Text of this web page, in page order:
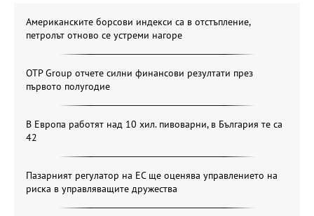
Американските борсови индекси са в отстъпление,
петролът отново се устреми нагоре
OTP Group отчете силни финансови резултати през
първото полугодие
В Европа работят над 10 хил. пивоварни, в България те са
42
Пазарният регулатор на ЕС ще оценява управлението на
риска в управляващите дружества